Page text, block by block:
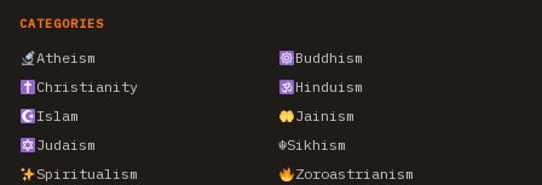
CATEGORIES
Atheism
Buddhism
Christianity
Hinduism
Islam
Jainism
Judaism
☬Sikhism
Spiritualism
Zoroastrianism